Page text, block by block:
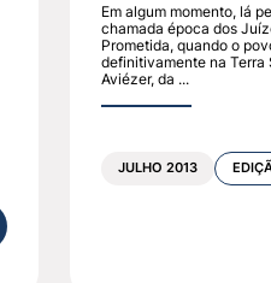
Em algum momento, lá
chamada época dos
Prometida, quando o
definitivamente na Terra
Aviézer, da ...
JULHO 2013